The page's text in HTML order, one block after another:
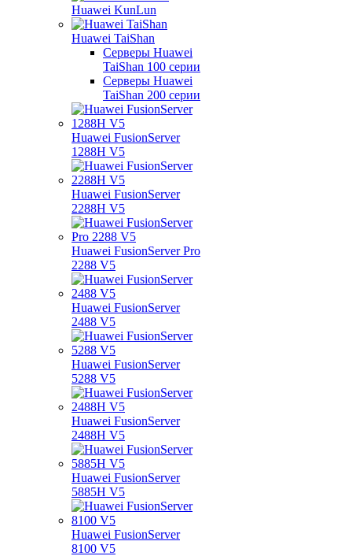
Huawei KunLun
Huawei TaiShan
Серверы Huawei
TaiShan 100 серии
Серверы Huawei
TaiShan 200 серии
Huawei FusionServer
1288H V5
Huawei FusionServer
2288H V5
Huawei FusionServer Pro
2288 V5
Huawei FusionServer
2488 V5
Huawei FusionServer
5288 V5
Huawei FusionServer
2488H V5
Huawei FusionServer
5885H V5
Huawei FusionServer
8100 V5